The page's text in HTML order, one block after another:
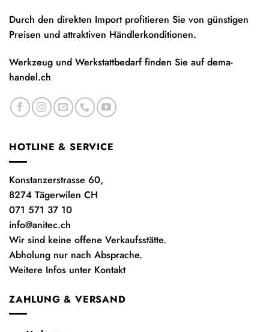
Durch den direkten Import profitieren Sie von günstigen
Preisen und attraktiven Händlerkonditionen.
Werkzeug und Werkstattbedarf finden Sie aufdema-
handel.ch
HOTLINE & SERVICE
Konstanzerstrasse 60,
8274 Tägerwilen CH
071 571 37 10
info@anitec.ch
Wir sind keine offene Verkaufsstätte.
Abholung nur nach Absprache.
Weitere Infos unter Kontakt
ZAHLUNG & VERSAND